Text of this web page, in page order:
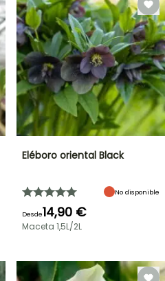
Eléboro oriental Black
No disponible
Desde14,90 €
Maceta 1,5L/2L